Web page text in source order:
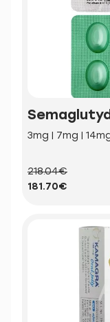
3mg | 7mg |
218.04€
181.70€